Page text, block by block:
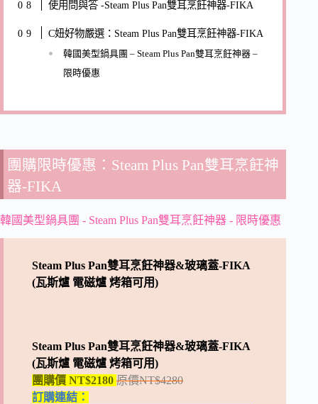
使用問與答 -Steam Plus Pan雙耳烹飪神器-FIKA
C妞好物嚴選：Steam Plus Pan雙耳烹飪神器-FIKA
韓國美型鍋具團 – Steam Plus Pan雙耳烹飪神器 –
限時優惠
團購限時優惠：Steam Plus Pan雙耳烹飪神
器-FIKA
韓國美型鍋具團 - Steam Plus Pan雙耳烹飪神器 - 限時優惠
Steam Plus Pan雙耳烹飪神器&玻璃蓋-FIKA
(瓦斯爐 電磁爐 烤箱可用)
Steam Plus Pan雙耳烹飪神器&玻璃蓋-FIKA
(瓦斯爐 電磁爐 烤箱可用)
團購價 NT$2180 原價NT$4280
訂購連結：